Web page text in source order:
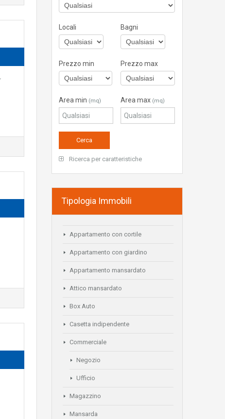
Locali Bagni
Prezzo min Prezzo max
Area min (mq) Area max (mq)
Ricerca per caratteristiche
Tipologia Immobili
Appartamento con cortile
Appartamento con giardino
Appartamento mansardato
Attico mansardato
Box Auto
Casetta indipendente
Commerciale
Negozio
Ufficio
Magazzino
Mansarda